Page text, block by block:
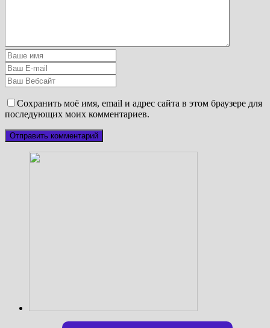
Сохранить моё имя, email и адрес сайта в этом браузере для
последующих моих комментариев.